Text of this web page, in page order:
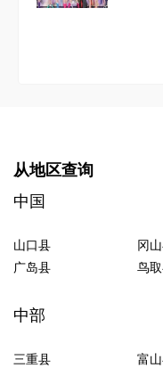
从地区查询
中国
山口县 冈
广岛县
鸟
中部
三重县 富